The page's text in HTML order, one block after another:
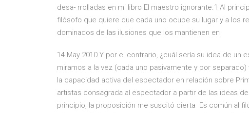
desa- rrolladas en mi libro El maestro ignorante.1 Al
filósofo que quiere que cada uno ocupe su lugar y a los
dominados de las ilusiones que los mantienen en
14 May 2010 Y por el contrario, ¿cuál sería su idea de
miramos a la vez (cada uno pasivamente y por
la capacidad activa del espectador en relación sobre
artistas consagrada al espectador a partir de las ideas
principio, la proposición me suscitó cierta Es común al